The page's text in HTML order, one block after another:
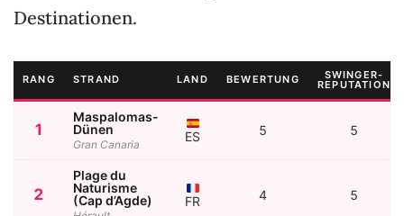
Destinationen.
RANG STRAND LAND BEWERTUNG SWINGER-
REPUTATION
1
Maspalomas-
Dünen
Gran Canaria
ES 5 5
2
Plage du
Naturisme
(Cap d’Agde)
FR 4 5